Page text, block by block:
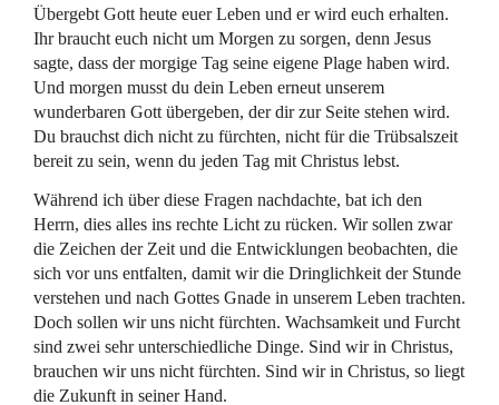
Übergebt Gott heute euer Leben und er wird euch erhalten.
Ihr braucht euch nicht um Morgen zu sorgen, denn Jesus
sagte, dass der morgige Tag seine eigene Plage haben wird.
Und morgen musst du dein Leben erneut unserem
wunderbaren Gott übergeben, der dir zur Seite stehen wird.
Du brauchst dich nicht zu fürchten, nicht für die Trübsalszeit
bereit zu sein, wenn du jeden Tag mit Christus lebst.
Während ich über diese Fragen nachdachte, bat ich den
Herrn, dies alles ins rechte Licht zu rücken. Wir sollen zwar
die Zeichen der Zeit und die Entwicklungen beobachten, die
sich vor uns entfalten, damit wir die Dringlichkeit der Stunde
verstehen und nach Gottes Gnade in unserem Leben trachten.
Doch sollen wir uns nicht fürchten. Wachsamkeit und Furcht
sind zwei sehr unterschiedliche Dinge. Sind wir in Christus,
brauchen wir uns nicht fürchten. Sind wir in Christus, so liegt
die Zukunft in seiner Hand.